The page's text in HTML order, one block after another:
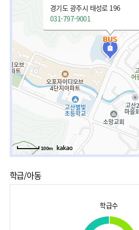
경기도 광주시 태성로 196
031-797-9001
100m
학급/아동
학급수